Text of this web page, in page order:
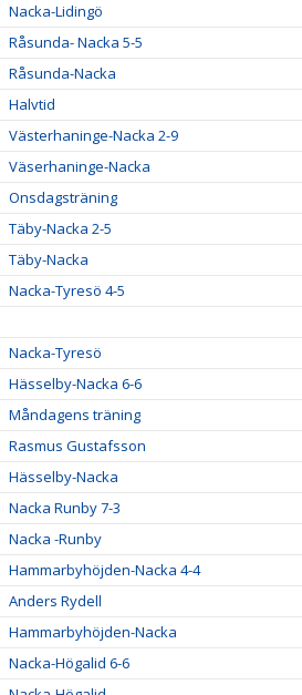
Nacka-Lidingö
Råsunda- Nacka 5-5
Råsunda-Nacka
Halvtid
Västerhaninge-Nacka 2-9
Väserhaninge-Nacka
Onsdagsträning
Täby-Nacka 2-5
Täby-Nacka
Nacka-Tyresö 4-5
Nacka-Tyresö
Hässelby-Nacka 6-6
Måndagens träning
Rasmus Gustafsson
Hässelby-Nacka
Nacka Runby 7-3
Nacka -Runby
Hammarbyhöjden-Nacka 4-4
Anders Rydell
Hammarbyhöjden-Nacka
Nacka-Högalid 6-6